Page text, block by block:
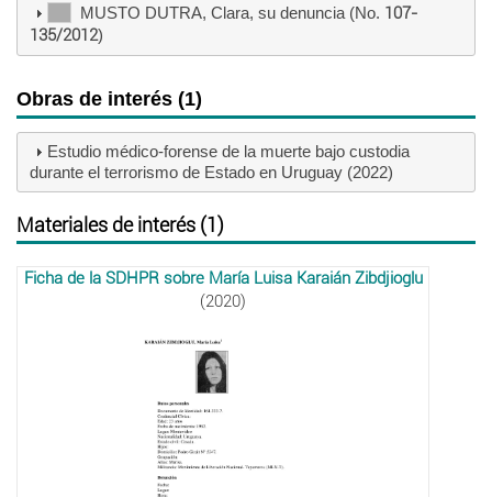
MUSTO DUTRA, Clara, su denuncia (No. 107-
135/2012)
Obras de interés (1)
Estudio médico-forense de la muerte bajo custodia
durante el terrorismo de Estado en Uruguay (2022)
Materiales de interés (1)
Ficha de la SDHPR sobre María Luisa Karaián Zibdjioglu
(2020)